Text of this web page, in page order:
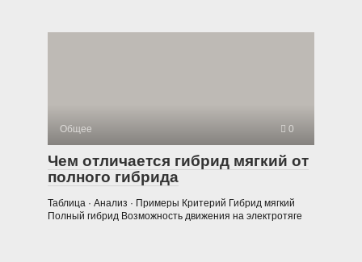
Общее 0
Чем отличается гибрид мягкий от
полного гибрида
Таблица · Анализ · Примеры Критерий Гибрид мягкий
Полный гибрид Возможность движения на электротяге